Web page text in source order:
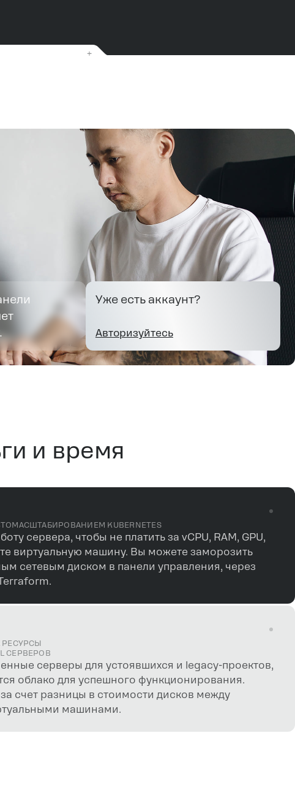
Уже есть аккаунт?
Авторизуйтесь
и время
KUBERNETES
сервера, чтобы не платить за vCPU, RAM, GPU,
виртуальную машину. Вы можете заморозить
сетевым диском в панели управления, через
РЕСУРСЫ
СЕРВЕРОВ
серверы для устоявшихся и legacy-проектов,
облако для успешного функционирования.
счет разницы в стоимости дисков между
машинами.